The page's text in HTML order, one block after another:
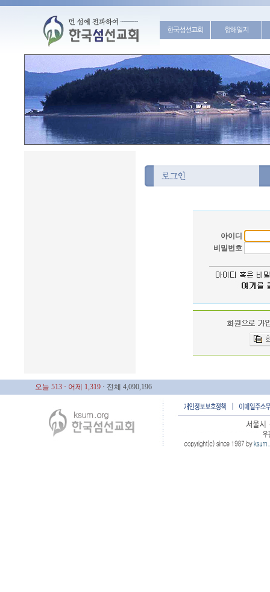
한국섬선교회 항해일지
아이디
비밀번호
오늘 513 · 어제 1,319 · 전체 4,090,196